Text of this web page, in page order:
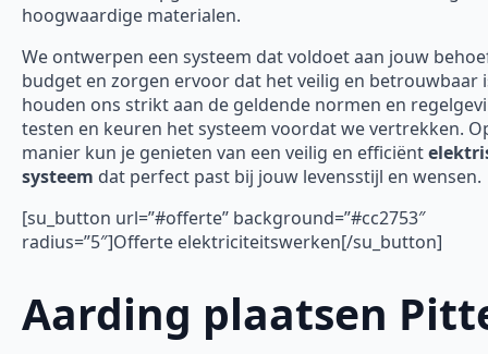
hoogwaardige materialen.
We ontwerpen een systeem dat voldoet aan jouw
budget en zorgen ervoor dat het veilig en betrouwbaar
houden ons strikt aan de geldende normen en
testen en keuren het systeem voordat we vertrekken.
manier kun je genieten van een veilig en efficiënt
systeem dat perfect past bij jouw levensstijl en wensen.
[su_button url=”#offerte” background=”#cc2753″
radius=”5″]Offerte elektriciteitswerken[/su_button]
Aarding plaatsen